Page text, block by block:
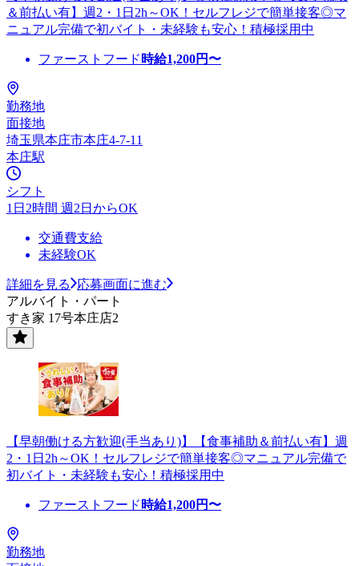
＆前払い有】週2・1日2h～OK！セルフレジで簡単接客◎マ
ニュアル完備で初バイト・未経験も安心！積極採用中
ファーストフード 時給1,200円〜
勤務地
面接地
埼玉県本庄市本庄4-7-11
本庄駅
シフト
1日2時間 週2日からOK
交通費支給
未経験OK
詳細を見る
応募画面に進む
アルバイト・パート
すき家 17号本庄店2
【早朝働ける方歓迎(手当あり)】【食事補助＆前払い有】週
2・1日2h～OK！セルフレジで簡単接客◎マニュアル完備で
初バイト・未経験も安心！積極採用中
ファーストフード 時給1,200円〜
勤務地